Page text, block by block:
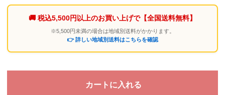
🚚 税込5,500円以上のお買い上げで【全国送料無料】
※5,500円未満の場合は地域別送料がかかります。
👉 詳しい地域別送料はこちらを確認